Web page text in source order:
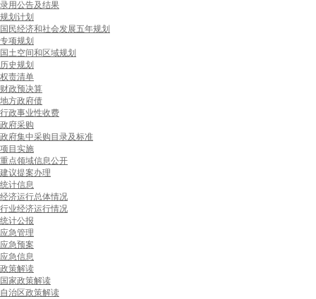
录用公告及结果
规划计划
国民经济和社会发展五年规划
专项规划
国土空间和区域规划
历史规划
权责清单
财政预决算
地方政府债
行政事业性收费
政府采购
政府集中采购目录及标准
项目实施
重点领域信息公开
建议提案办理
统计信息
经济运行总体情况
行业经济运行情况
统计公报
应急管理
应急预案
应急信息
政策解读
国家政策解读
自治区政策解读